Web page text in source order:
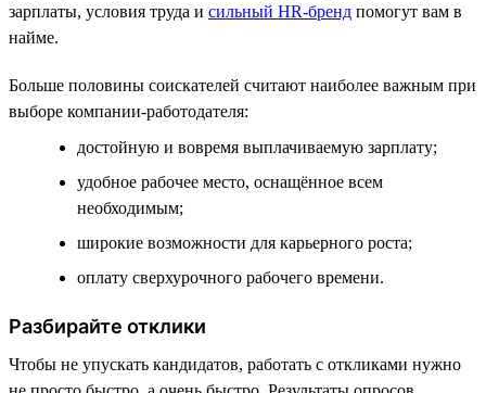
зарплаты, условия труда и сильный HR-бренд помогут вам в
найме.
Больше половины соискателей считают наиболее важным при
выборе компании-работодателя:
достойную и вовремя выплачиваемую зарплату;
удобное рабочее место, оснащённое всем
необходимым;
широкие возможности для карьерного роста;
оплату сверхурочного рабочего времени.
Разбирайте отклики
Чтобы не упускать кандидатов, работать с откликами нужно